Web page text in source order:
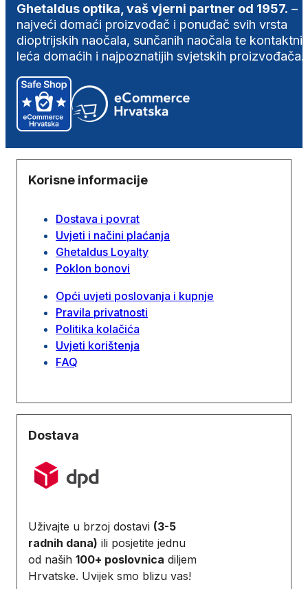
Ghetaldus optika, vaš vjerni partner od 1957. –
najveći domaći proizvođač i ponuđač svih vrsta
dioptrijskih naočala, sunčanih naočala te
leća domaćih i najpoznatijih svjetskih proizvođača.
Korisne informacije
Dostava i povrat
Uvjeti i načini plaćanja
Ghetaldus Loyalty
Poklon bonovi
Opći uvjeti poslovanja i kupnje
Pravila privatnosti
Politika kolačića
Uvjeti korištenja
FAQ
Dostava
Uživajte u brzoj dostavi (3-5
radnih dana) ili posjetite jednu
od naših 100+ poslovnica diljem
Hrvatske. Uvijek smo blizu vas!